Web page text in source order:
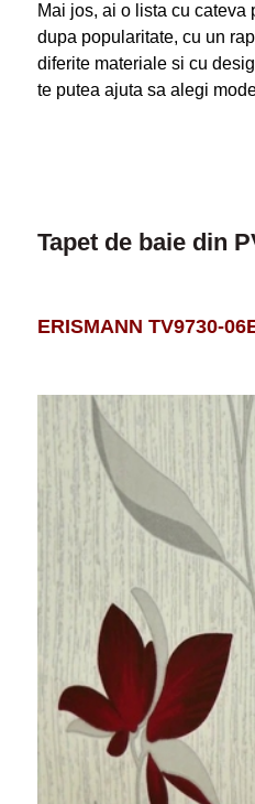
Mai jos, ai o lista cu cateva
dupa popularitate, cu un
diferite materiale si cu
te putea ajuta sa alegi
Tapet de baie din
ERISMANN TV9730-